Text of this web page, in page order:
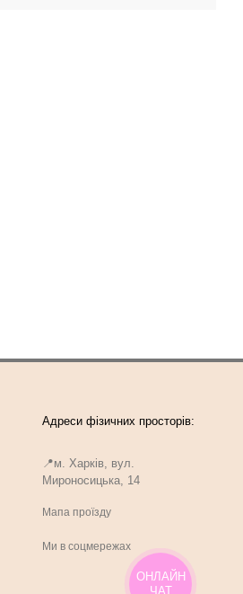
📍м. Харків, вул.
Мироносицька, 14
Мапа проїзду
Ми в соцмережах
ОНЛАЙН
ЧАТ